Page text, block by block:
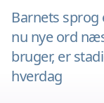
Barnets
nu nye ord
bruger, er
hverdag